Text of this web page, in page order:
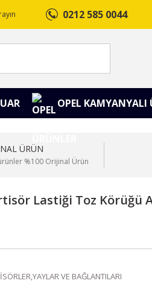
0212 585 0044
OPEL KAMYANYALI
ÜRÜN
%100 Orijinal Ürün
Lastiği Toz Körüğü
VE BAĞLANTILARI